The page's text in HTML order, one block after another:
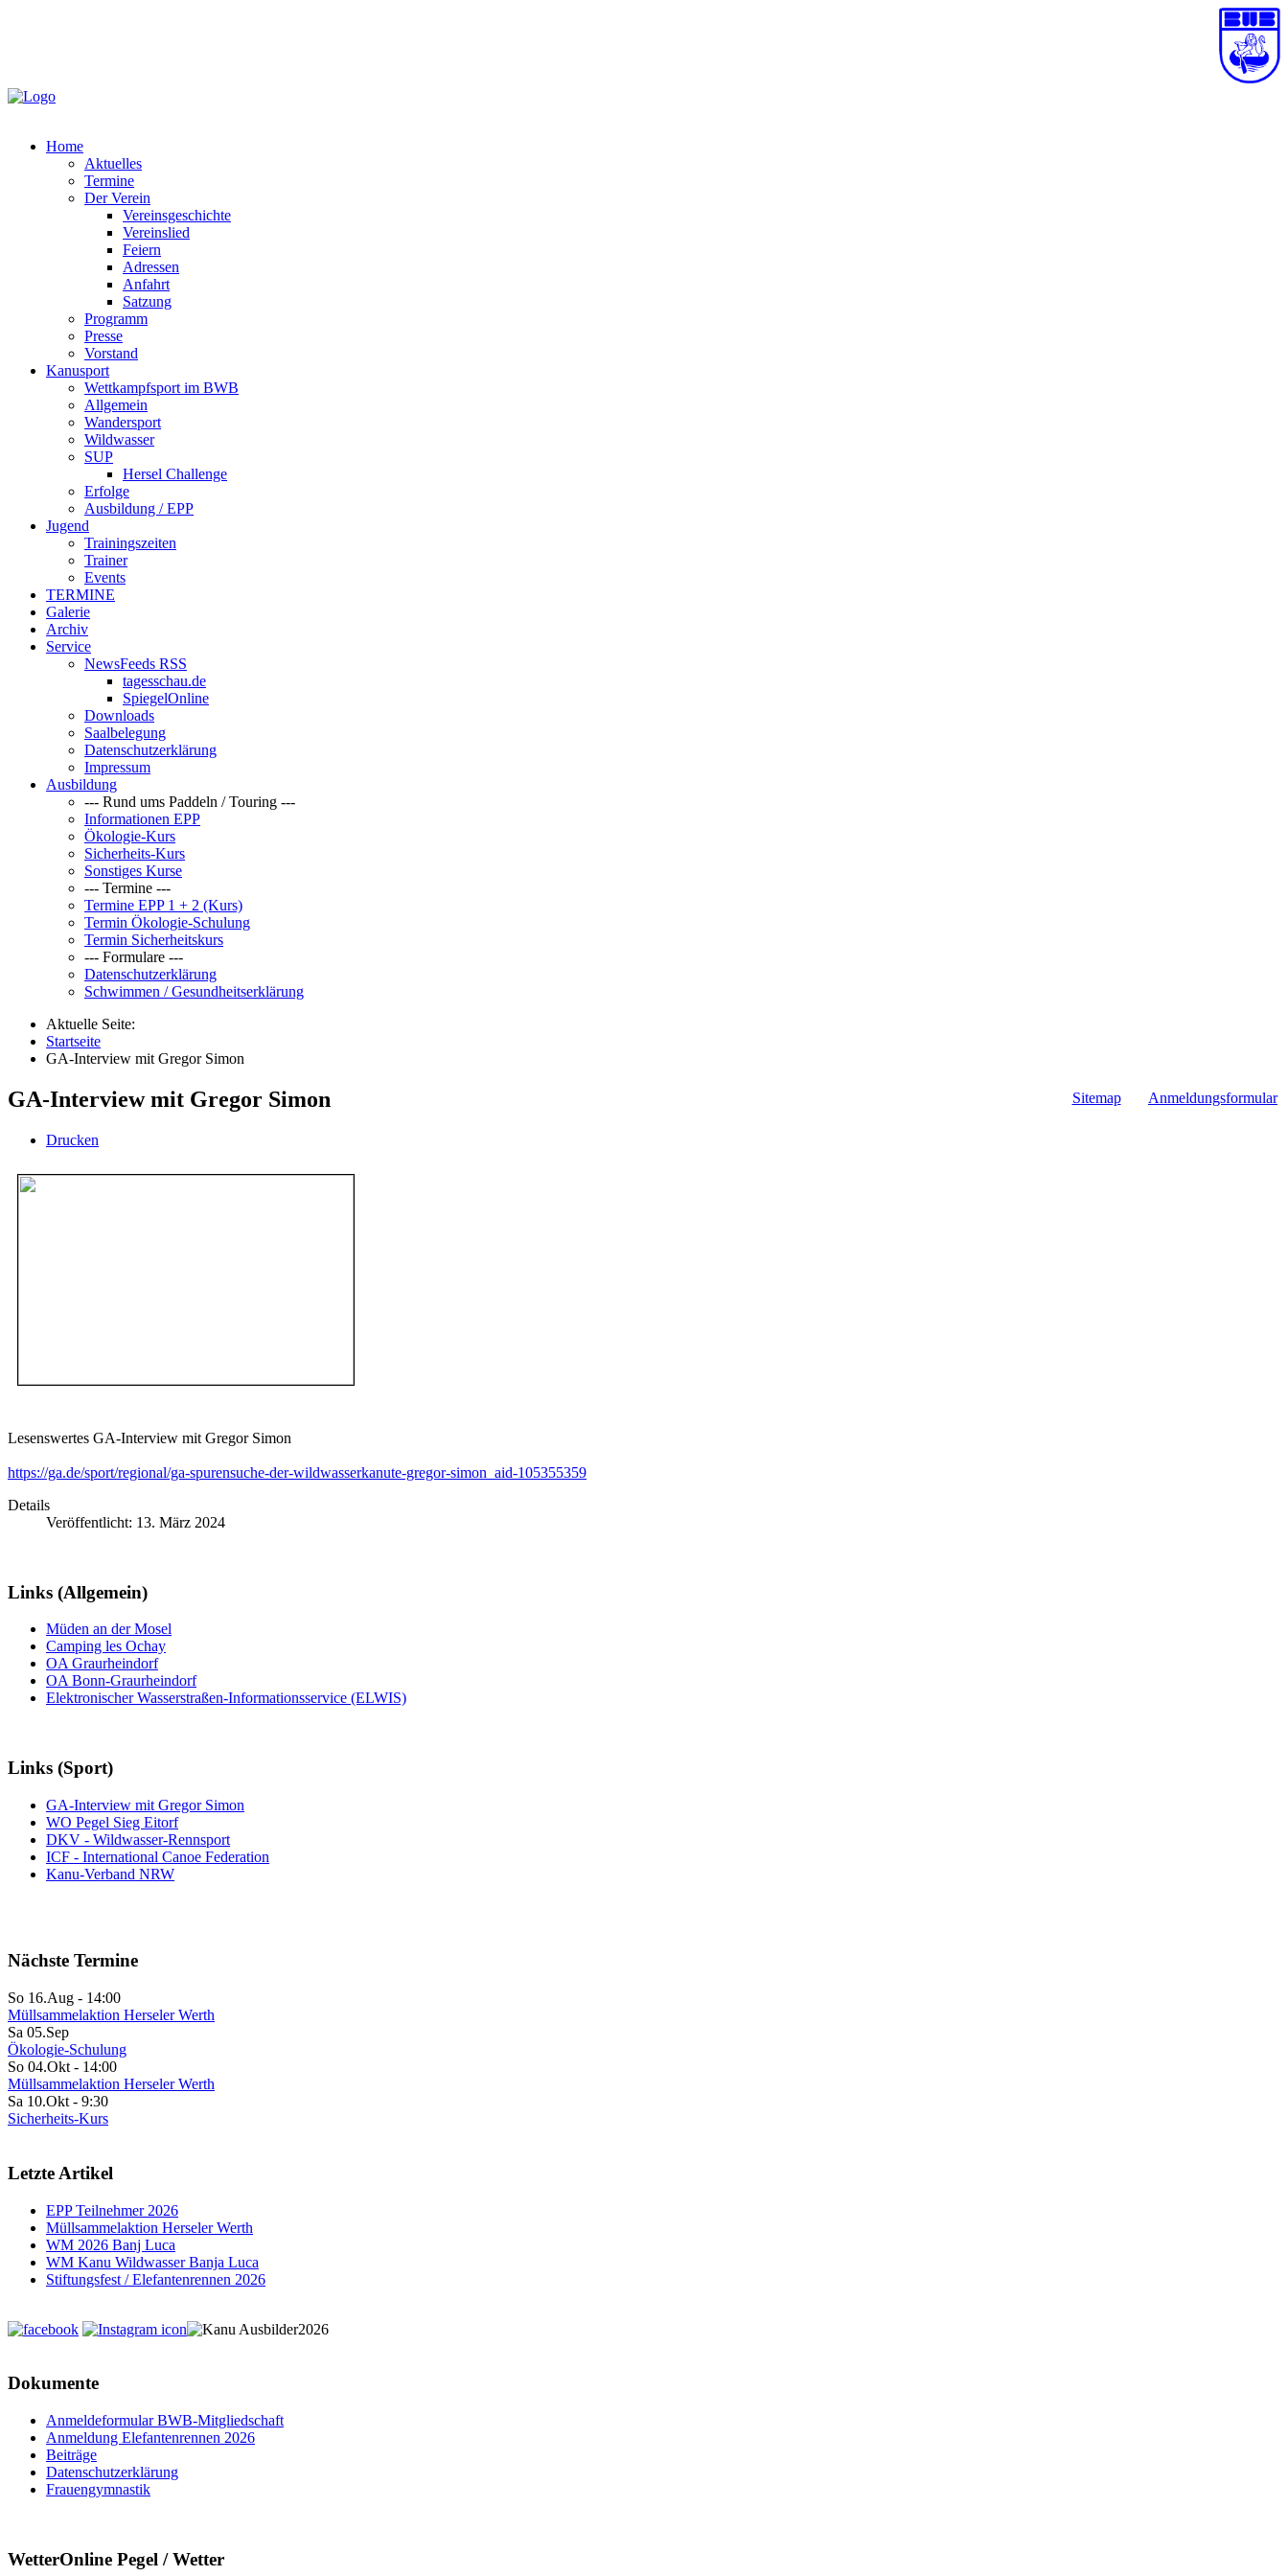
Home
Aktuelles
Termine
Der Verein
Vereinsgeschichte
Vereinslied
Feiern
Adressen
Anfahrt
Satzung
Programm
Presse
Vorstand
Kanusport
Wettkampfsport im BWB
Allgemein
Wandersport
Wildwasser
SUP
Hersel Challenge
Erfolge
Ausbildung / EPP
Jugend
Trainingszeiten
Trainer
Events
TERMINE
Galerie
Archiv
Service
NewsFeeds RSS
tagesschau.de
SpiegelOnline
Downloads
Saalbelegung
Datenschutzerklärung
Impressum
Ausbildung
--- Rund ums Paddeln / Touring ---
Informationen EPP
Ökologie-Kurs
Sicherheits-Kurs
Sonstiges Kurse
--- Termine ---
Termine EPP 1 + 2 (Kurs)
Termin Ökologie-Schulung
Termin Sicherheitskurs
--- Formulare ---
Datenschutzerklärung
Schwimmen / Gesundheitserklärung
Aktuelle Seite:
Startseite
GA-Interview mit Gregor Simon
Sitemap Anmeldungsformular
GA-Interview mit Gregor Simon
Drucken
Lesenswertes GA-Interview mit Gregor Simon
https://ga.de/sport/regional/ga-spurensuche-der-wildwasserkanute-gregor-simon_aid-105355359
Details
Veröffentlicht: 13. März 2024
Links (Allgemein)
Müden an der Mosel
Camping les Ochay
OA Graurheindorf
OA Bonn-Graurheindorf
Elektronischer Wasserstraßen-Informationsservice (ELWIS)
Links (Sport)
GA-Interview mit Gregor Simon
WO Pegel Sieg Eitorf
DKV - Wildwasser-Rennsport
ICF - International Canoe Federation
Kanu-Verband NRW
Nächste Termine
So 16.Aug - 14:00
Müllsammelaktion Herseler Werth
Sa 05.Sep
Ökologie-Schulung
So 04.Okt - 14:00
Müllsammelaktion Herseler Werth
Sa 10.Okt - 9:30
Sicherheits-Kurs
Letzte Artikel
EPP Teilnehmer 2026
Müllsammelaktion Herseler Werth
WM 2026 Banj Luca
WM Kanu Wildwasser Banja Luca
Stiftungsfest / Elefantenrennen 2026
Dokumente
Anmeldeformular BWB-Mitgliedschaft
Anmeldung Elefantenrennen 2026
Beiträge
Datenschutzerklärung
Frauengymnastik
WetterOnline Pegel / Wetter